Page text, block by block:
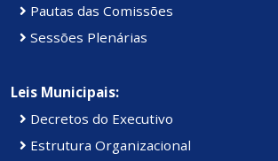
Pautas das Comissões
Sessões Plenárias
Leis Municipais:
Decretos do Executivo
Estrutura Organizacional